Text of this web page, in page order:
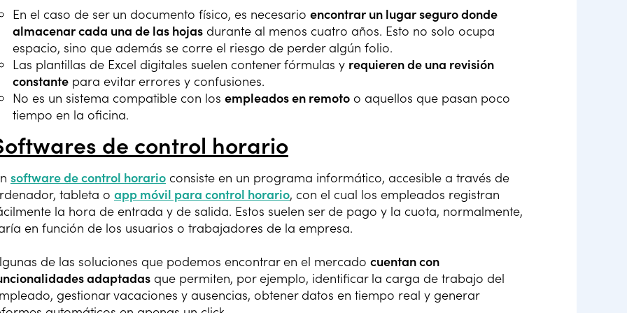
En el caso de ser un documento físico, es necesario encontrar un lugar seguro donde
almacenar cada una de las hojas durante al menos cuatro años. Esto no solo ocupa
espacio, sino que además se corre el riesgo de perder algún folio.
Las plantillas de Excel digitales suelen contener fórmulas y requieren de una revisión
constante para evitar errores y confusiones.
No es un sistema compatible con los empleados en remoto o aquellos que pasan poco
tiempo en la oficina.
de control horario
software de control horario consiste en un programa informático, accesible a través de
tableta o app móvil para control horario, con el cual los empleados registran
la hora de entrada y de salida. Estos suelen ser de pago y la cuota, normalmente,
en función de los usuarios o trabajadores de la empresa.
de las soluciones que podemos encontrar en el mercado cuentan con
adaptadas que permiten, por ejemplo, identificar la carga de trabajo del
gestionar vacaciones y ausencias, obtener datos en tiempo real y generar